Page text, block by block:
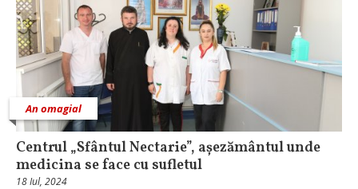
An omagial
Centrul „Sfântul Nectarie”, așezământul unde
medicina se face cu sufletul
18 Iul, 2024